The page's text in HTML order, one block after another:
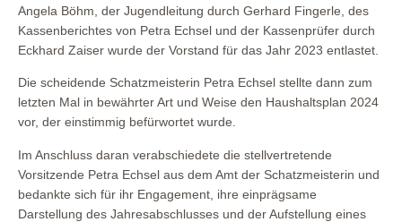
Angela Böhm, der Jugendleitung durch Gerhard Fingerle, des
Kassenberichtes von Petra Echsel und der Kassenprüfer durch
Eckhard Zaiser wurde der Vorstand für das Jahr 2023 entlastet.
Die scheidende Schatzmeisterin Petra Echsel stellte dann zum
letzten Mal in bewährter Art und Weise den Haushaltsplan 2024
vor, der einstimmig befürwortet wurde.
Im Anschluss daran verabschiedete die stellvertretende
Vorsitzende Petra Echsel aus dem Amt der Schatzmeisterin und
bedankte sich für ihr Engagement, ihre einprägsame
Darstellung des Jahresabschlusses und der Aufstellung eines